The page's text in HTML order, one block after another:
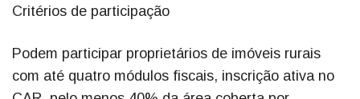
Critérios de participação
Podem participar proprietários de imóveis rurais
com até quatro módulos fiscais, inscrição ativa no